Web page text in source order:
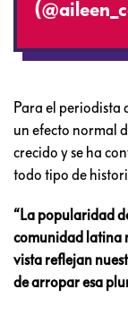
Para el periodista
un efecto normal
crecido y se ha
todo tipo de
“La popularidad
comunidad latina
vista reflejan
de arropar esa